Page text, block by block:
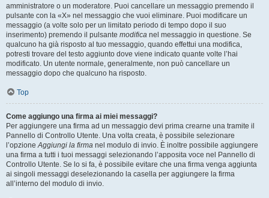
amministratore o un moderatore. Puoi cancellare un messaggio premendo il
pulsante con la «X» nel messaggio che vuoi eliminare. Puoi modificare un
messaggio (a volte solo per un limitato periodo di tempo dopo il suo
inserimento) premendo il pulsante modifica nel messaggio in questione. Se
qualcuno ha già risposto al tuo messaggio, quando effettui una modifica,
potresti trovare del testo aggiunto dove viene indicato quante volte l’hai
modificato. Un utente normale, generalmente, non può cancellare un
messaggio dopo che qualcuno ha risposto.
Top
Come aggiungo una firma ai miei messaggi?
Per aggiungere una firma ad un messaggio devi prima crearne una tramite il
Pannello di Controllo Utente. Una volta creata, è possibile selezionare
l’opzioneAggiungi la firma nel modulo di invio. È inoltre possibile aggiungere
una firma a tutti i tuoi messaggi selezionando l’apposita voce nel Pannello di
Controllo Utente. Se lo si fa, è possibile evitare che una firma venga aggiunta
ai singoli messaggi deselezionando la casella per aggiungere la firma
all’interno del modulo di invio.